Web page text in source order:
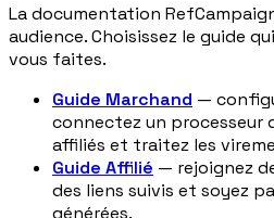
La documentation
audience. Choisissez le guide
vous faites.
Guide Marchand —
connectez un processeur
affiliés et traitez les
Guide Affilié — rejoignez
des liens suivis et soyez
générées.